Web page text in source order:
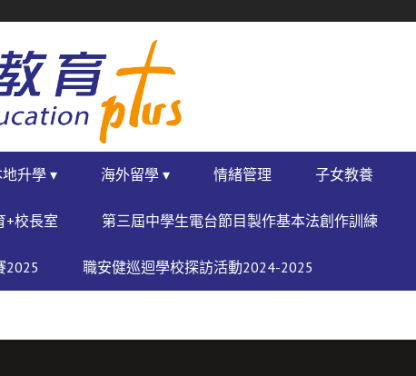
升學 ▾ 海外留學 ▾ 情緒管理 子女教養
+校長室 第三屆中學生電台節目製作基本法創作訓練
2025 職安健巡迴學校探訪活動2024-2025